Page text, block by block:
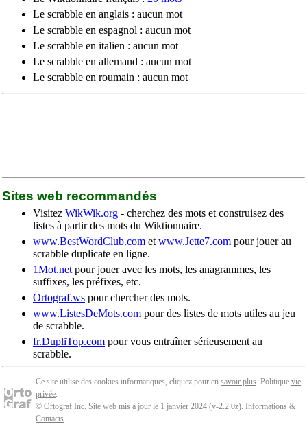
Le scrabble en anglais : aucun mot
Le scrabble en espagnol : aucun mot
Le scrabble en italien : aucun mot
Le scrabble en allemand : aucun mot
Le scrabble en roumain : aucun mot
Sites web recommandés
Visitez WikWik.org - cherchez des mots et construisez des
listes à partir des mots du Wiktionnaire.
www.BestWordClub.com et www.Jette7.com pour jouer au
scrabble duplicate en ligne.
1Mot.net pour jouer avec les mots, les anagrammes, les
suffixes, les préfixes, etc.
Ortograf.ws pour chercher des mots.
www.ListesDeMots.com pour des listes de mots utiles au jeu
de scrabble.
fr.DupliTop.com pour vous entraîner sérieusement au
scrabble.
Ce site utilise des cookies informatiques, cliquez pour en savoir plus. Politique vie
privée.
© Ortograf Inc. Site web mis à jour le 1 janvier 2024 (v-2.2.0z). Informations &
Contacts.